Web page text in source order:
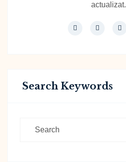
actualizat.
Search Keywords